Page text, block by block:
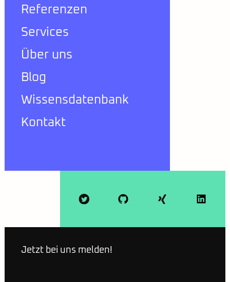
Referenzen
Services
Über uns
Blog
Wissensdatenbank
Kontakt
Jetzt bei uns melden!